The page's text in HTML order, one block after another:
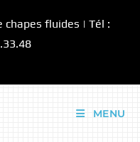
chapes fluides | Tél :
MENU